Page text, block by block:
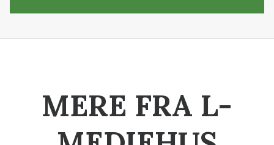
MERE FRA L-